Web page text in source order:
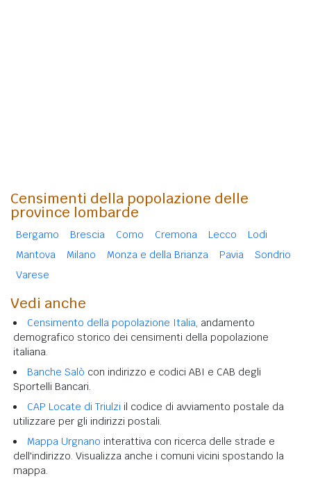
Censimenti della popolazione delle
province lombarde
Bergamo Brescia Como Cremona Lecco
Lodi
Mantova
Milano Monza e della Brianza Pavia
Sondrio
Varese
Vedi anche
Censimento della popolazione Italia, andamento
demografico storico dei censimenti della popolazione
italiana.
Banche Salò con indirizzo e codici ABI e CAB degli
Sportelli Bancari.
CAP Locate di Triulzi il codice di avviamento postale da
utilizzare per gli indirizzi postali.
Mappa Urgnano interattiva con ricerca delle strade e
dell'indirizzo. Visualizza anche i comuni vicini spostando la
mappa.